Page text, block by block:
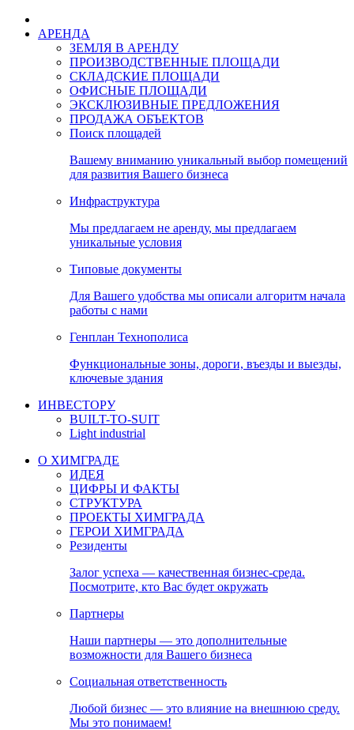
АРЕНДА
ЗЕМЛЯ В АРЕНДУ
ПРОИЗВОДСТВЕННЫЕ ПЛОЩАДИ
СКЛАДСКИЕ ПЛОЩАДИ
ОФИСНЫЕ ПЛОЩАДИ
ЭКСКЛЮЗИВНЫЕ ПРЕДЛОЖЕНИЯ
ПРОДАЖА ОБЪЕКТОВ
Поиск площадей
Вашему вниманию уникальный выбор помещений
для развития Вашего бизнеса
Инфраструктура
Мы предлагаем не аренду, мы предлагаем
уникальные условия
Типовые документы
Для Вашего удобства мы описали алгоритм начала
работы с нами
Генплан Технополиса
Функциональные зоны, дороги, въезды и выезды,
ключевые здания
ИНВЕСТОРУ
BUILT-TO-SUIT
Light industrial
О ХИМГРАДЕ
ИДЕЯ
ЦИФРЫ И ФАКТЫ
СТРУКТУРА
ПРОЕКТЫ ХИМГРАДА
ГЕРОИ ХИМГРАДА
Резиденты
Залог успеха — качественная бизнес-среда.
Посмотрите, кто Вас будет окружать
Партнеры
Наши партнеры — это дополнительные
возможности для Вашего бизнеса
Социальная ответственность
Любой бизнес — это влияние на внешнюю среду.
Мы это понимаем!